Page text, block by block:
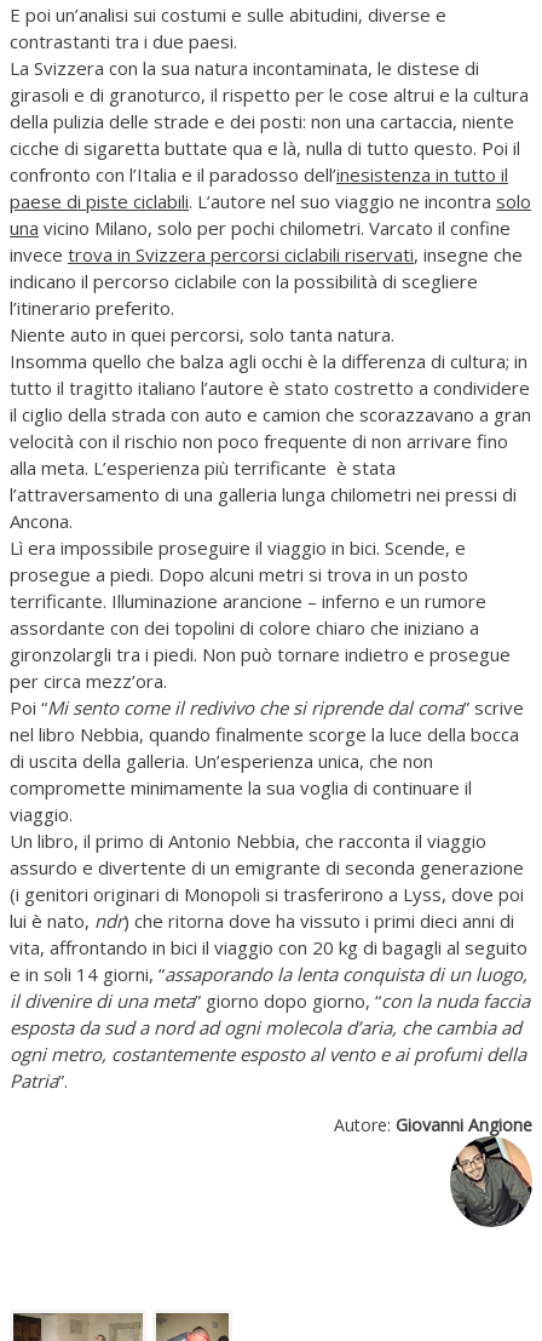
E poi un’analisi sui costumi e sulle abitudini, diverse e
contrastanti tra i due paesi.
La Svizzera con la sua natura incontaminata, le distese di
girasoli e di granoturco, il rispetto per le cose altrui e la cultura
della pulizia delle strade e dei posti: non una cartaccia, niente
cicche di sigaretta buttate qua e là, nulla di tutto questo. Poi il
confronto con l’Italia e il paradosso dell’inesistenza in tutto il
paese di piste ciclabili. L’autore nel suo viaggio ne incontra solo
una vicino Milano, solo per pochi chilometri. Varcato il confine
invece trova in Svizzera percorsi ciclabili riservati, insegne che
indicano il percorso ciclabile con la possibilità di scegliere
l’itinerario preferito.
Niente auto in quei percorsi, solo tanta natura.
Insomma quello che balza agli occhi è la differenza di cultura; in
tutto il tragitto italiano l’autore è stato costretto a condividere
il ciglio della strada con auto e camion che scorazzavano a gran
velocità con il rischio non poco frequente di non arrivare fino
alla meta. L’esperienza più terrificante è stata
l’attraversamento di una galleria lunga chilometri nei pressi di
Ancona.
Lì era impossibile proseguire il viaggio in bici. Scende, e
prosegue a piedi. Dopo alcuni metri si trova in un posto
terrificante. Illuminazione arancione – inferno e un rumore
assordante con dei topolini di colore chiaro che iniziano a
gironzolargli tra i piedi. Non può tornare indietro e prosegue
per circa mezz’ora.
Poi “Mi sento come il redivivo che si riprende dal coma” scrive
nel libro Nebbia, quando finalmente scorge la luce della bocca
di uscita della galleria. Un’esperienza unica, che non
compromette minimamente la sua voglia di continuare il
viaggio.
Un libro, il primo di Antonio Nebbia, che racconta il viaggio
assurdo e divertente di un emigrante di seconda generazione
(i genitori originari di Monopoli si trasferirono a Lyss, dove poi
lui è nato, ndr) che ritorna dove ha vissuto i primi dieci anni di
vita, affrontando in bici il viaggio con 20 kg di bagagli al seguito
e in soli 14 giorni, “assaporando la lenta conquista di un luogo,
il divenire di una meta” giorno dopo giorno, “con la nuda faccia
esposta da sud a nord ad ogni molecola d’aria, che cambia ad
ogni metro, costantemente esposto al vento e ai profumi della
Patria”.
Autore: Giovanni Angione